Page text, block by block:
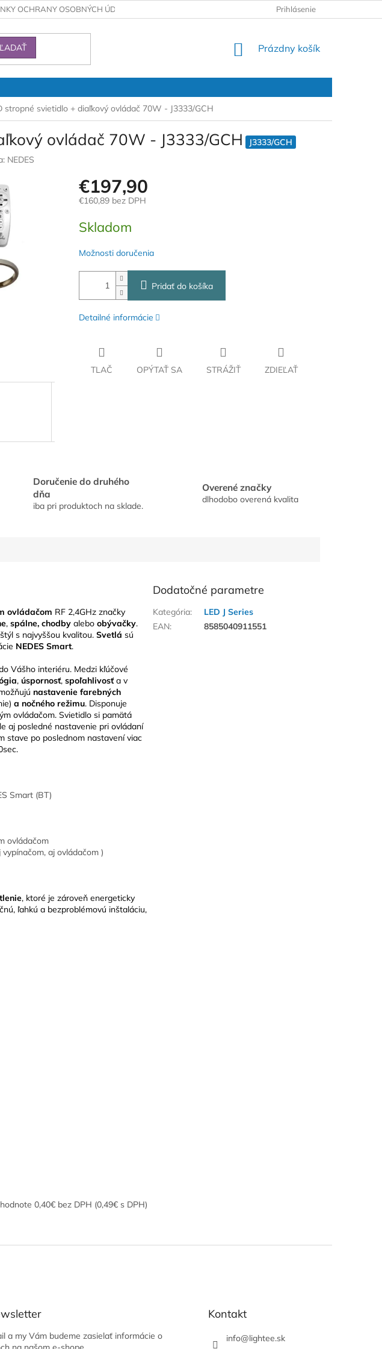
OCHRANY OSOBNÝCH ÚDAJOV Prihlásenie
NÁKUPNÝ
Prázdny košík
stropné svietidlo + diaľkový ovládač 70W - J3333/GCH
ovládač 70W - J3333/GCH
J3333/GCH
NEDES
€197,90
€160,89 bez DPH
cena:
Skladom
Možnosti doručenia
Pridať do košíka
Detailné informácie
TLAČ OPÝTAŤ SA STRÁŽIŤ ZDIEĽAŤ
Doručenie do druhého
dňa
iba pri produktoch na sklade.
Overené značky
dlhodobo overená kvalita
ovládačom RF 2,4GHz značky
, spálne, chodby alebo obývačky.
s najvyššou kvalitou. Svetlá sú
NEDES Smart.
Vášho interiéru. Medzi kľúčové
, úspornosť, spoľahlivosť a v
nastavenie farebných
a nočného režimu. Disponuje
ovládačom. Svietidlo si pamätá
aj posledné nastavenie pri ovládaní
stave po poslednom nastavení viac
Smart (BT)
ovládačom
aj ovládačom )
, ktoré je zároveň energeticky
ľahkú a bezproblémovú inštaláciu,
0,40€ bez DPH (0,49€ s DPH)
Dodatočné parametre
Kategória:
LED J Series
EAN: 8585040911551
a my Vám budeme zasielať informácie o
Kontakt
info@lightee.sk